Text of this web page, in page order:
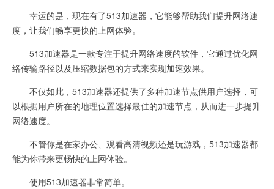
幸运的是，现在有了513加速器，它能够帮助我们提升网络速
度，让我们畅享更快的上网体验。
513加速器是一款专注于提升网络速度的软件，它通过优化网
络传输路径以及压缩数据包的方式来实现加速效果。
不仅如此，513加速器还提供了多种加速节点供用户选择，可
以根据用户所在的地理位置选择最佳的加速节点，从而进一步提升
网络速度。
不管你是在家办公、观看高清视频还是玩游戏，513加速器都
能为你带来更畅快的上网体验。
使用513加速器非常简单。